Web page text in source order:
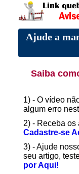
Ajude a
Saiba
1) - O vídeo
algum erro
2) - Receba os
Cadastre-se
3) - Ajude
seu artigo,
por Aqui!